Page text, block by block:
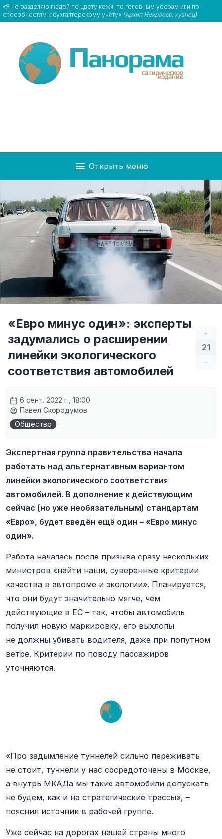
«Я не разделяю людей по цвету кожи, по головным уборам или по
способностям к бухгалтерскому учёту» (Архип Некрасов, кузнец)
Открыть меню
+
21
–
«Евро минус один»: эксперты
задумались о расширении
линейки экологического
соответствия автомобилей
6 сент. 2022 г., 18:00
Павел Скородумов
Общество
Экспертная группа правительства начала
работать над альтернативным вариантом
линейки экологического соответствия
автомобилей. В дополнение к действующим
сейчас (но уже необязательным) стандартам
«Евро», будет введён ещё один – «Евро минус
один».
Работа началась после призыва сразу нескольких
министров «найти наши, суверенные критерии
качества в автопроме и экологии». Планируется,
что они будут значительно мягче, чем
действующие в ЕС – так, чтобы автомобиль
получил новую маркировку, его выхлопы
не должны убивать водителя, даже при попутном
ветре. Критерии по поводу пассажиров
уточняются.
«Про задымление туннелей сильно переживать
не стоит, туннели у нас сосредоточены в Москве,
а внутрь МКАДа мы такие автомобили допускать
не будем, как и на стратегические трассы», –
пояснил источник в рабочей группе.
Уже сейчас на дорогах нашей страны много